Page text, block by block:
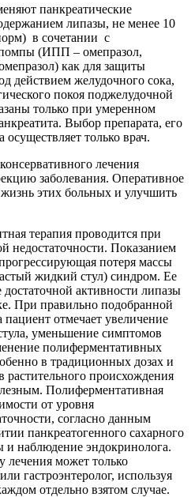
панкреатические
липазы, не менее 10
в сочетании с
(ИПП – омепразол,
как для защиты
действием желудочного сока,
покоя поджелудочной
только при умеренном
Выбор препарата, его
осуществляет только врач.
лечения
заболевания. Оперативное
этих больных и улучшить
терапия проводится при
недостаточности. Показанием
потеря массы
жидкий стул) синдром. Ее
достаточной активности липазы
При правильно подобранной
пациент отмечает увеличение
уменьшение симптомов
полиферментативных
в традиционных дозах и
растительного происхождения
Полиферментативная
от уровня
согласно данным
панкреатогенного сахарного
и наблюдение эндокринолога.
лечения может только
гастроэнтеролог, используя
отдельно взятом случае.